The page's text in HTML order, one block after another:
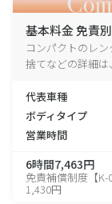
基本料金 免責別
コンパクトのレ
捨てなどの詳細は
代表車種
ボディタイプ
営業時間
6時間7,463円
免責補償制度【K-
1,430円